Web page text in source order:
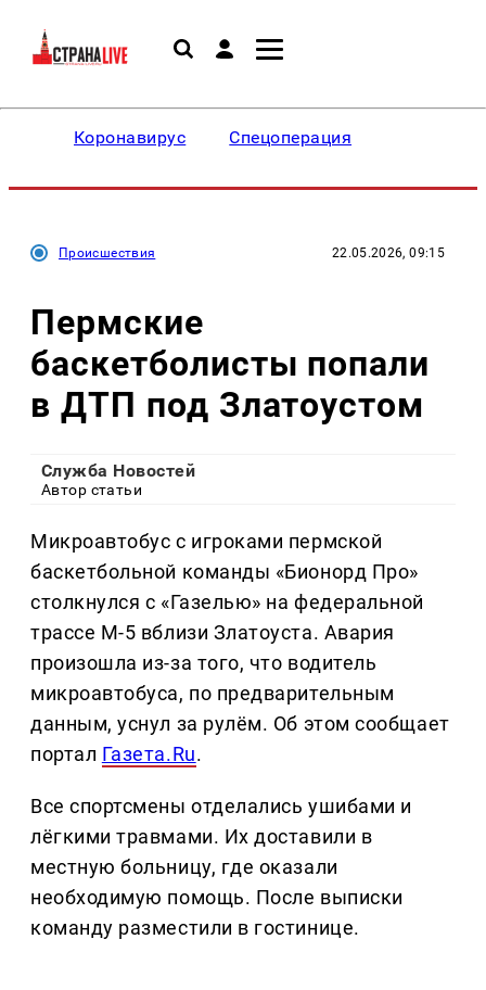
Коронавирус Спецоперация
Происшествия 22.05.2026, 09:15
Пермские
баскетболисты попали
в ДТП под Златоустом
Служба Новостей
Автор статьи
Микроавтобус с игроками пермской
баскетбольной команды «Бионорд Про»
столкнулся с «Газелью» на федеральной
трассе М-5 вблизи Златоуста. Авария
произошла из-за того, что водитель
микроавтобуса, по предварительным
данным, уснул за рулём. Об этом сообщает
портал Газета.Ru.
Все спортсмены отделались ушибами и
лёгкими травмами. Их доставили в
местную больницу, где оказали
необходимую помощь. После выписки
команду разместили в гостинице.